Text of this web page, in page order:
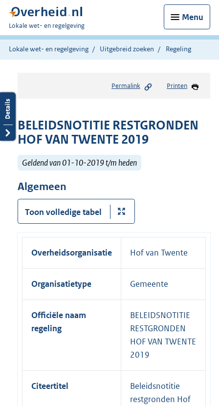
Menu
U
bent
hier:
Lokale wet- en regelgeving
Lokale wet- en regelgeving Uitgebreid zoeken Regeling
Permalink Printen
BELEIDSNOTITIE RESTGRONDEN
HOF VAN TWENTE 2019
Geldend van 01-10-2019 t/m heden
Algemeen
Toon volledige tabel
Overheidsorganisatie Hof van Twente
Organisatietype Gemeente
Officiële naam
regeling
BELEIDSNOTITIE
RESTGRONDEN
HOF VAN TWENTE
2019
Citeertitel
Beleidsnotitie
restgronden Hof